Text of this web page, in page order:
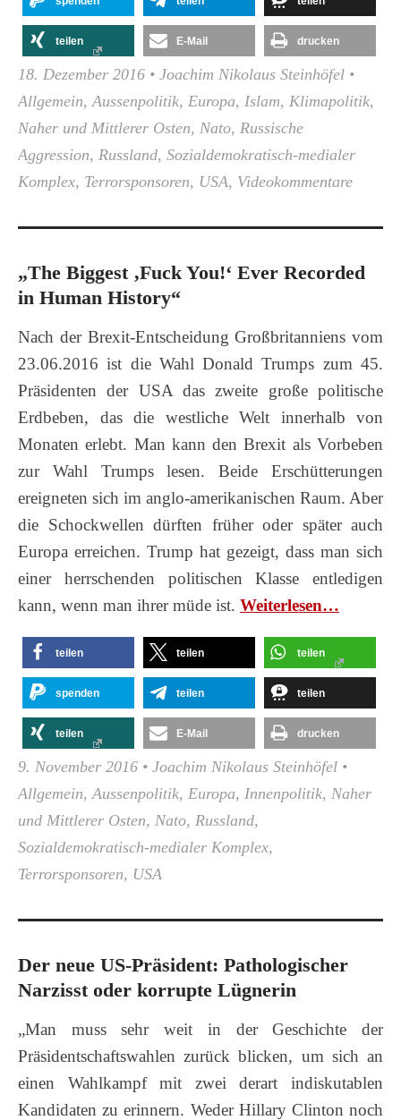
teilen E-Mail drucken
18. Dezember 2016 • Joachim Nikolaus Steinhöfel •
Allgemein, Aussenpolitik, Europa, Islam, Klimapolitik,
Naher und Mittlerer Osten, Nato, Russische
Aggression, Russland, Sozialdemokratisch-medialer
Komplex, Terrorsponsoren, USA, Videokommentare
„The Biggest ‚Fuck You!‘ Ever Recorded
in Human History“
Nach der Brexit-Entscheidung Großbritanniens vom
23.06.2016 ist die Wahl Donald Trumps zum 45.
Präsidenten der USA das zweite große politische
Erdbeben, das die westliche Welt innerhalb von
Monaten erlebt. Man kann den Brexit als Vorbeben
zur Wahl Trumps lesen. Beide Erschütterungen
ereigneten sich im anglo-amerikanischen Raum. Aber
die Schockwellen dürften früher oder später auch
Europa erreichen. Trump hat gezeigt, dass man sich
einer herrschenden politischen Klasse entledigen
kann, wenn man ihrer müde ist. Wei­ter­le­sen…
teilen teilen teilen
spenden teilen teilen
teilen E-Mail drucken
9. November 2016 • Joachim Nikolaus Steinhöfel •
Allgemein, Aussenpolitik, Europa, Innenpolitik, Naher
und Mittlerer Osten, Nato, Russland,
Sozialdemokratisch-medialer Komplex,
Terrorsponsoren, USA
Der neue US-Präsident: Pathologischer
Narzisst oder korrupte Lügnerin
„Man muss sehr weit in der Geschichte der
Präsidentschaftswahlen zurück blicken, um sich an
einen Wahlkampf mit zwei derart indiskutablen
Kandidaten zu erinnern. Weder Hillary Clinton noch